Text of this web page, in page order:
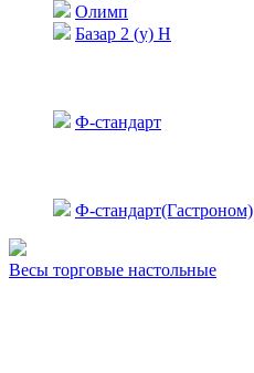
Олимп
Базар 2 (у) Н
Ф-стандарт
Ф-стандарт(Гастроном)
Весы торговые настольные